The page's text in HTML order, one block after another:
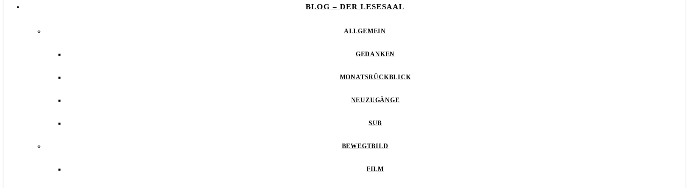
BLOG – DER LESESAAL
ALLGEMEIN
GEDANKEN
MONATSRÜCKBLICK
NEUZUGÄNGE
SUB
BEWEGTBILD
FILM